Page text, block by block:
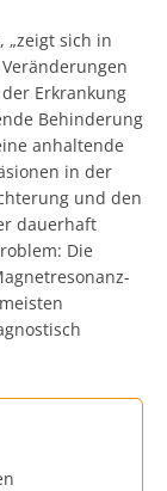
„zeigt sich in
Erkrankung
Behinderung
anhaltende
in der
und den
dauerhaft
Die